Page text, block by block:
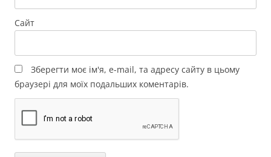
Сайт
Зберегти моє ім'я, e-mail, та адресу сайту в цьому
браузері для моїх подальших коментарів.